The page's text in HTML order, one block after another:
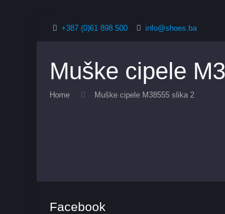
+387 (0)61 898 500 info@shoes.ba
Muške cipele
Home Muške cipele M38555 slika 2
Facebook